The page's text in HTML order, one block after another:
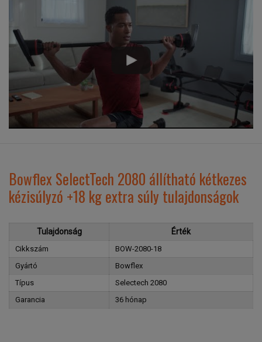
Bowflex SelectTech 2080 állítható kétkezes
kézisúlyzó +18 kg extra súly tulajdonságok
Tulajdonság Érték
Cikkszám
BOW-2080-18
Gyártó
Bowflex
Típus
Selectech 2080
Garancia
36 hónap